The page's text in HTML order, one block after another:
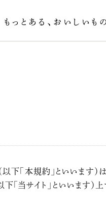
もっとある、 おいしいもの
下「本規約」といいます）
下「当サイト」といいます）